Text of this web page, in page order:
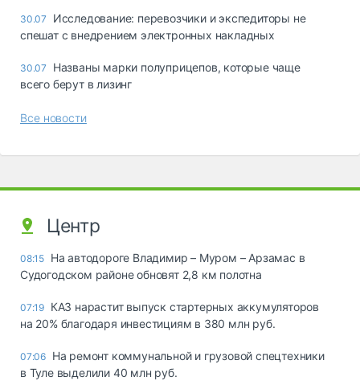
30.07
Исследование: перевозчики и экспедиторы не
спешат с внедрением электронных накладных
30.07
Названы марки полуприцепов, которые чаще
всего берут в лизинг
Все новости
Центр
08:15 На автодороге Владимир – Муром – Арзамас в
Судогодском районе обновят 2,8 км полотна
07:19 КАЗ нарастит выпуск стартерных аккумуляторов
на 20% благодаря инвестициям в 380 млн руб.
07:06 На ремонт коммунальной и грузовой спецтехники
в Туле выделили 40 млн руб.